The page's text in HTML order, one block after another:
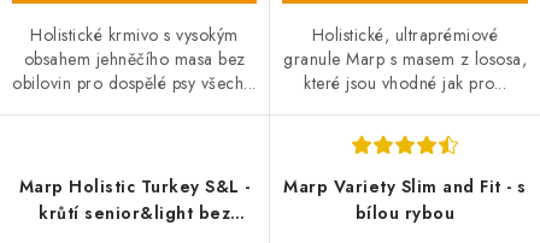
Holistické krmivo s vysokým
obsahem jehněčího masa bez
obilovin pro dospělé psy všech...
Holistické, ultraprémiové
granule Marp s masem z lososa,
které jsou vhodné jak pro...
Marp Holistic Turkey S&L -
krůtí senior&light bez
Marp Variety Slim and Fit - s
bílou rybou